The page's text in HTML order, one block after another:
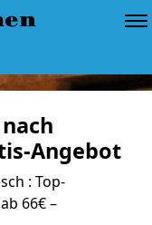
Angebot
: Top-
66€ –